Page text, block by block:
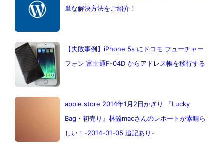
単な解決方法をご紹介！
【失敗事例】iPhone 5s にドコモ フューチャー
フォン 富士通F-04D からアドレス帳を移行する
apple store 2014年1月2日かぎり 『Lucky
Bag・初売り』林齧macさんのレポートが素晴ら
しい！-2014-01-05 追記あり-